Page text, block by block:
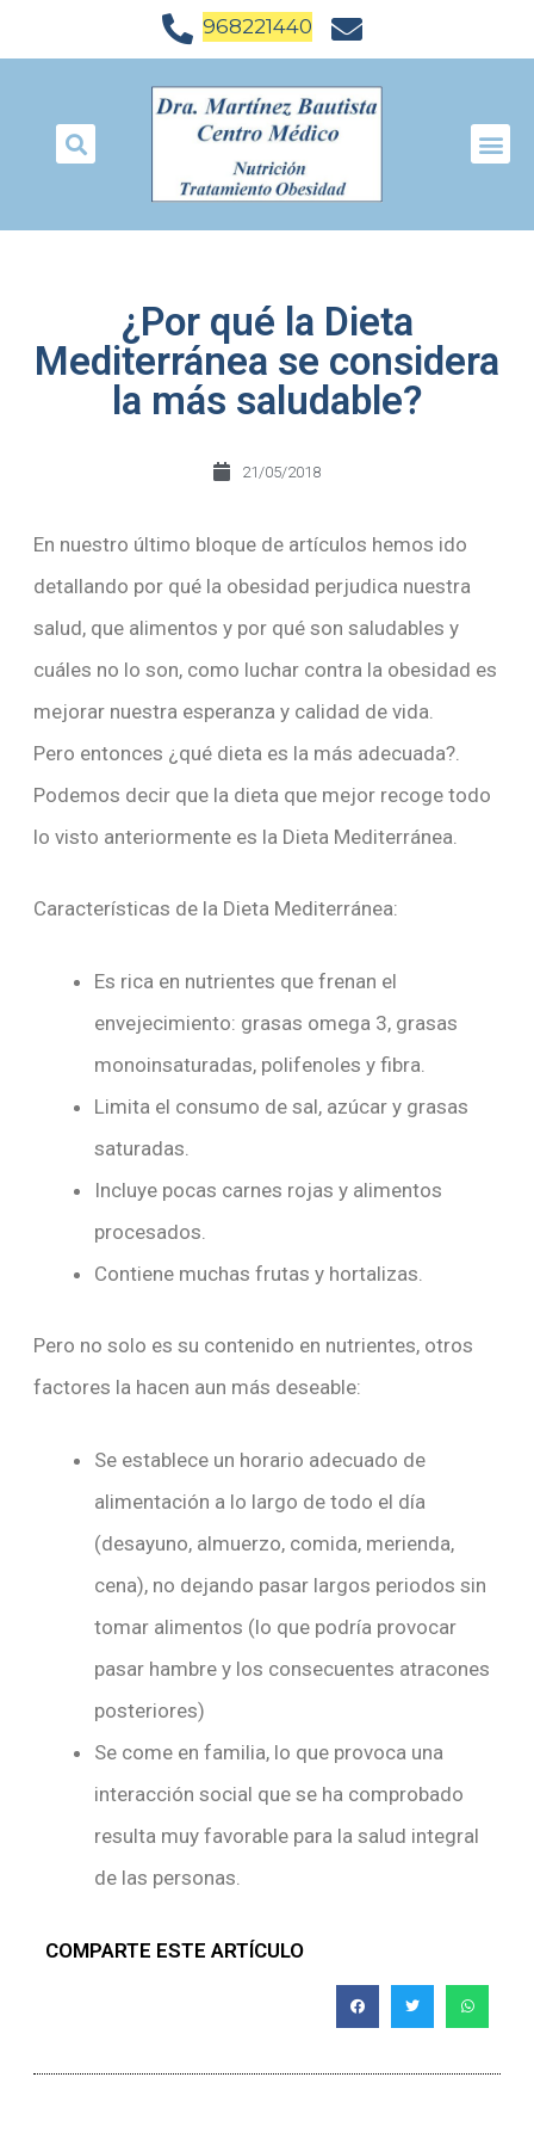
968221440
¿Por qué la Dieta
Mediterránea se considera
la más saludable?
21/05/2018
En nuestro último bloque de artículos hemos ido
detallando por qué la obesidad perjudica nuestra
salud, que alimentos y por qué son saludables y
cuáles no lo son, como luchar contra la obesidad es
mejorar nuestra esperanza y calidad de vida.
Pero entonces ¿qué dieta es la más adecuada?.
Podemos decir que la dieta que mejor recoge todo
lo visto anteriormente es la Dieta Mediterránea.
Características de la Dieta Mediterránea:
Es rica en nutrientes que frenan el
envejecimiento: grasas omega 3, grasas
monoinsaturadas, polifenoles y fibra.
Limita el consumo de sal, azúcar y grasas
saturadas.
Incluye pocas carnes rojas y alimentos
procesados.
Contiene muchas frutas y hortalizas.
Pero no solo es su contenido en nutrientes, otros
factores la hacen aun más deseable:
Se establece un horario adecuado de
alimentación a lo largo de todo el día
(desayuno, almuerzo, comida, merienda,
cena), no dejando pasar largos periodos sin
tomar alimentos (lo que podría provocar
pasar hambre y los consecuentes atracones
posteriores)
Se come en familia, lo que provoca una
interacción social que se ha comprobado
resulta muy favorable para la salud integral
de las personas.
COMPARTE ESTE ARTÍCULO